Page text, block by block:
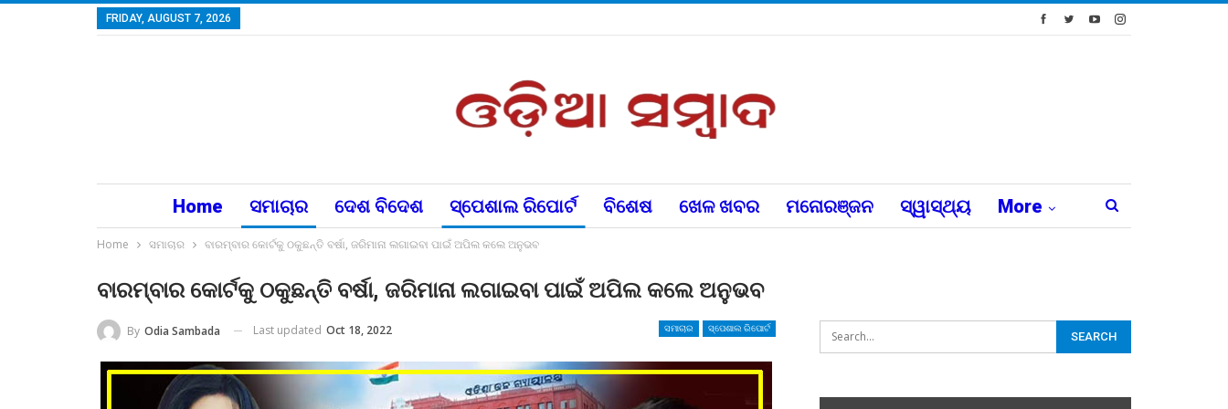
FRIDAY, AUGUST 7, 2026
Home ସମାଚାର ଦେଶ ବିଦେଶ ସ୍ପେଶାଲ ରିପୋର୍ଟ ବିଶେଷ ଖେଳ ଖବର ମନୋରଞ୍ଜନ ସ୍ୱାସ୍ଥ୍ୟ More
Home ସମାଚାର ବାରମ୍ବାର କୋର୍ଟକୁ ଠକୁଛନ୍ତି ବର୍ଷା, ଜରିମାନା ଲଗାଇବା ପାଇଁ ଅପିଲ କଲେ ଅନୁଭବ
ବାରମ୍ବାର କୋର୍ଟକୁ ଠକୁଛନ୍ତି ବର୍ଷା, ଜରିମାନା ଲଗାଇବା ପାଇଁ ଅପିଲ କଲେ ଅନୁଭବ
ସମାଚାର ସ୍ପେଶାଲ ରିପୋର୍ଟ
By Odia Sambada Last updated Oct 18, 2022